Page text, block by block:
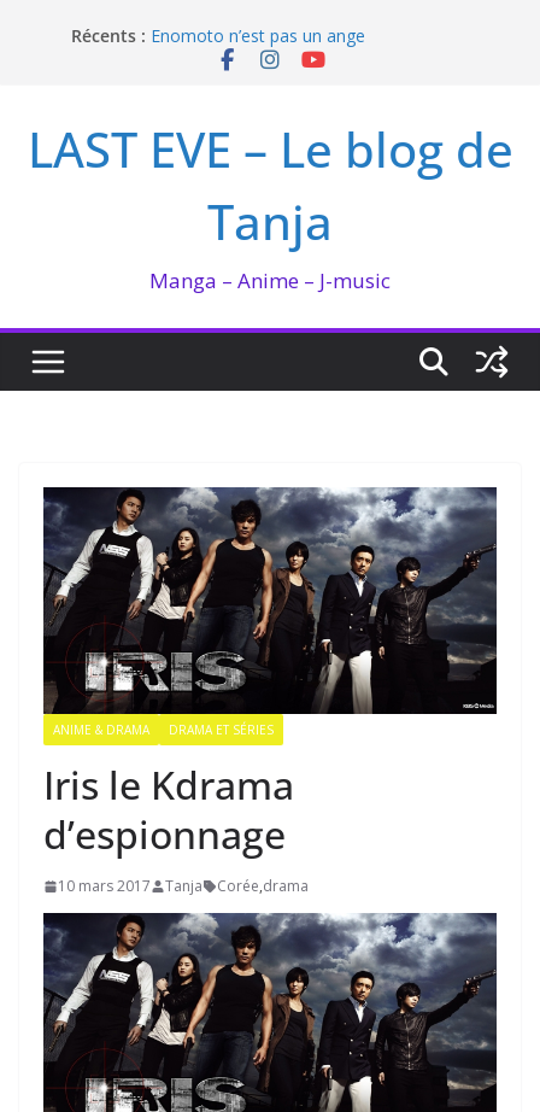
Récents : Enomoto n’est pas un ange
QUEEN BEE enflamme le Bataclan
I’m not in love de Zeniko Sumiya
LAST EVE – Le blog de
Tanja
Manga – Anime – J-music
ANIME & DRAMA DRAMA ET SÉRIES
Iris le Kdrama
d’espionnage
10 mars 2017 Tanja Corée,drama